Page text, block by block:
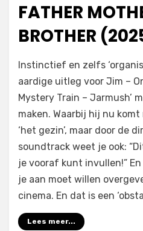
FATHER
BROTHER
door Filmofiel.nl
Instinctief en zelfs
aardige uitleg voor Jim –
Mystery Train – Jarmush’
maken. Waarbij hij nu
‘het gezin’, maar door de
soundtrack weet je ook:
je vooraf kunt invullen!”
je aan moet willen
cinema. En dat is een
Lees meer...